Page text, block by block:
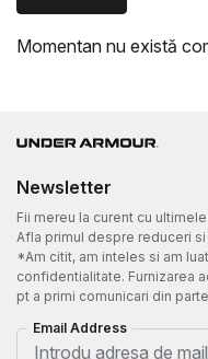
Momentan nu există
Newsletter
Fii mereu la curent cu
Afla primul despre reduceri
*Am citit, am inteles si am
confidentialitate. Furnizarea
pt a primi comunicari din
Email Address